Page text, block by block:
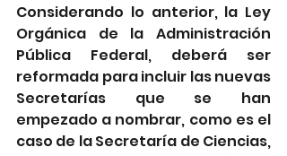
Considerando lo anterior, la Ley
Orgánica de la Administración
Pública Federal, deberá ser
reformada para incluir las nuevas
Secretarías que se han
empezado a nombrar, como es el
caso de la Secretaría de Ciencias,